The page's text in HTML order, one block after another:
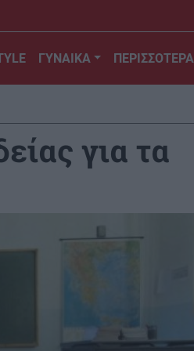
ΓΥΝΑΙΚΑ ΠΕΡΙΣΣΟΤΕΡΑ
για τα